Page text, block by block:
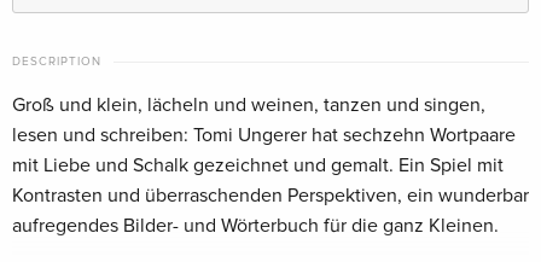
DESCRIPTION
Groß und klein, lächeln und weinen, tanzen und singen,
lesen und schreiben: Tomi Ungerer hat sechzehn Wortpaare
mit Liebe und Schalk gezeichnet und gemalt. Ein Spiel mit
Kontrasten und überraschenden Perspektiven, ein wunderbar
aufregendes Bilder- und Wörterbuch für die ganz Kleinen.